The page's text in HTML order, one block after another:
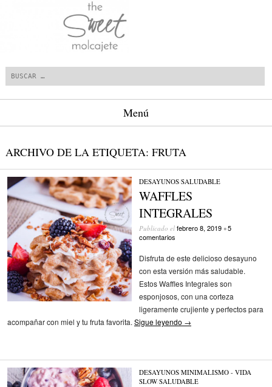
Menú
ARCHIVO DE LA ETIQUETA: FRUTA
DESAYUNOS/SALUDABLE
WAFFLES
INTEGRALES
Publicado el febrero 8, 2019 •5
comentarios
Disfruta de este delicioso desayuno
con esta versión más saludable.
Estos Waffles Integrales son
esponjosos, con una corteza
ligeramente crujiente y perfectos para
acompañar con miel y tu fruta favorita. Sigue leyendo →
DESAYUNOS/MINIMALISMO - VIDA
SLOW/SALUDABLE